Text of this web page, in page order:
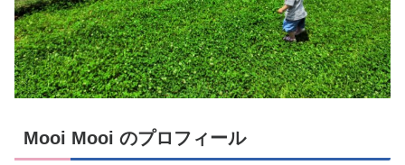
Mooi Mooi のプロフィール